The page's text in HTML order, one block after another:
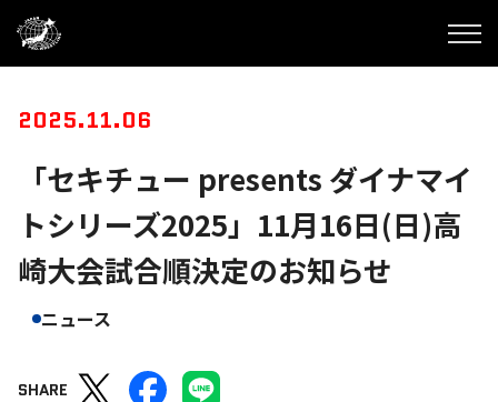
2025.11.06
「セキチュー presents ダイナマイ
トシリーズ2025」11月16日(日)高
崎大会試合順決定のお知らせ
ニュース
SHARE